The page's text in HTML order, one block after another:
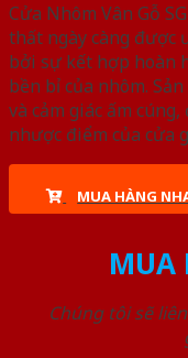
Cửa Nhôm Vân Gỗ
thất ngày càng được
bởi sự kết hợp hoàn
bền bỉ của nhôm.
và cảm giác ấm
nhược điểm của cửa
MUA HÀNG
MUA
Chúng tôi sẽ